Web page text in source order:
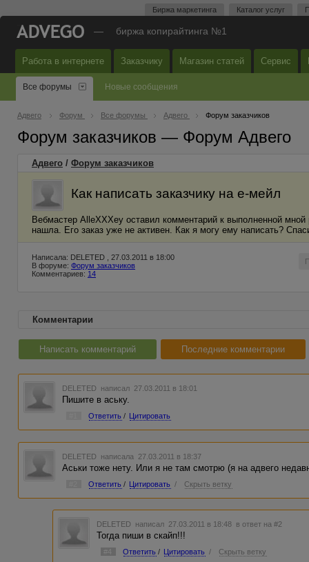
Биржа маркетинга Каталог услуг
— биржа копирайтинга №1
Работа в интернете Заказчику Магазин статей Сервис
Все форумы Новые сообщения
Адвего Форум Все форумы Адвего Форум заказчиков
Форум заказчиков — Форум Адвего
Адвего / Форум заказчиков
Как написать заказчику на е-мейл
Вебмастер AlleXXXey оставил комментарий к выполненной
нашла. Его заказ уже не активен. Как я могу ему написать?
Написала: DELETED , 27.03.2011 в 18:00
В форуме: Форум заказчиков
Комментариев: 14
Комментарии
Написать комментарий Последние комментарии
DELETED написал 27.03.2011 в 18:01
Пишите в аську.
Ответить / Цитировать
DELETED написала 27.03.2011 в 18:37
Аськи тоже нету. Или я не там смотрю (я на адвего
Ответить / Цитировать / Скрыть ветку
DELETED написал 27.03.2011 в 18:48 в ответ на #2
Тогда пиши в скайп!!!
#4 Ответить / Цитировать / Скрыть ветку